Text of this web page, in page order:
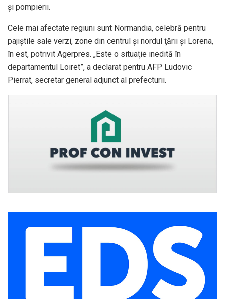
şi pompierii.
Cele mai afectate regiuni sunt Normandia, celebră pentru
pajiştile sale verzi, zone din centrul şi nordul ţării şi Lorena,
în est, potrivit Agerpres. „Este o situaţie inedită în
departamentul Loiret”, a declarat pentru AFP Ludovic
Pierrat, secretar general adjunct al prefecturii.